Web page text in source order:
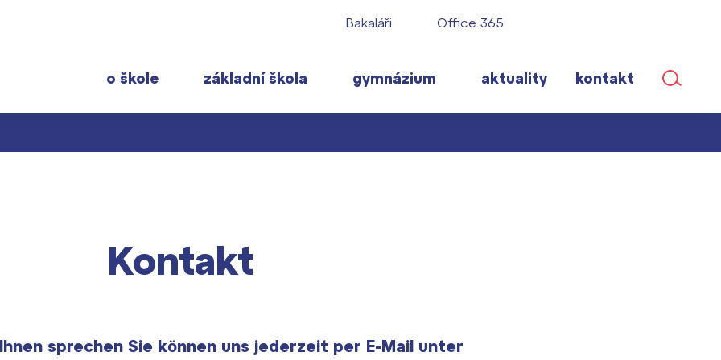
o škole
školního roku ›
základní škola
pro rodiče prvňáčků
gymnázium
Europass
FOCUSing
Pomoc! Mám problém!
Harmonogram školního roku
aktuality kontakt
Bakaláři Office 365
Kontakt
sprechen Sie können uns jederzeit per E-Mail unter